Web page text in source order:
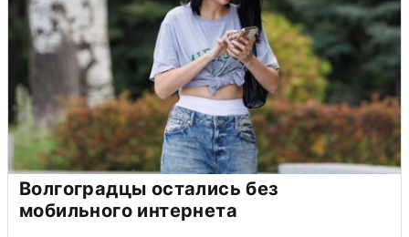
Волгоградцы остались без
мобильного интернета